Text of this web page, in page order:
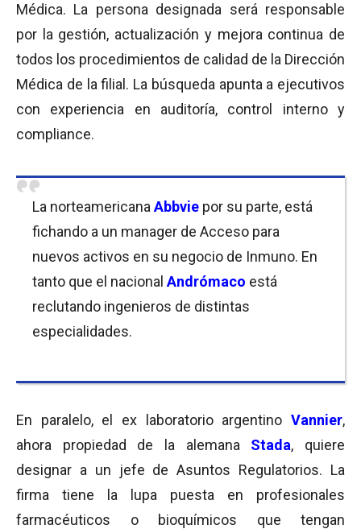
Médica. La persona designada será responsable
por la gestión, actualización y mejora continua de
todos los procedimientos de calidad de la Dirección
Médica de la filial. La búsqueda apunta a ejecutivos
con experiencia en auditoría, control interno y
compliance.
La norteamericana Abbvie por su parte, está
fichando a un manager de Acceso para
nuevos activos en su negocio de Inmuno. En
tanto que el nacional Andrómaco está
reclutando ingenieros de distintas
especialidades.
En paralelo, el ex laboratorio argentino Vannier,
ahora propiedad de la alemana Stada, quiere
designar a un jefe de Asuntos Regulatorios. La
firma tiene la lupa puesta en profesionales
farmacéuticos o bioquímicos que tengan